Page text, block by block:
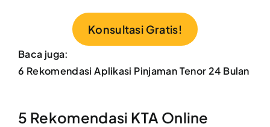
Konsultasi Gratis!
Baca juga:
6 Rekomendasi Aplikasi Pinjaman Tenor 24 Bulan
5 Rekomendasi KTA Online